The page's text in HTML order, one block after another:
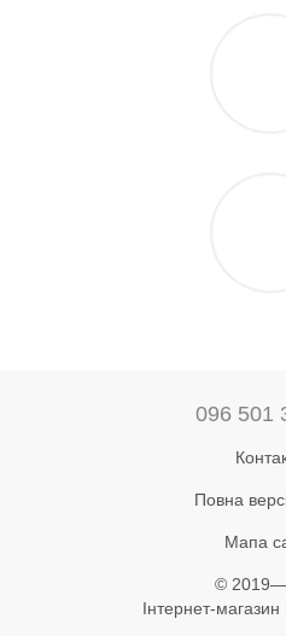
096 501
Повна
Мапа
©
Інтернет-